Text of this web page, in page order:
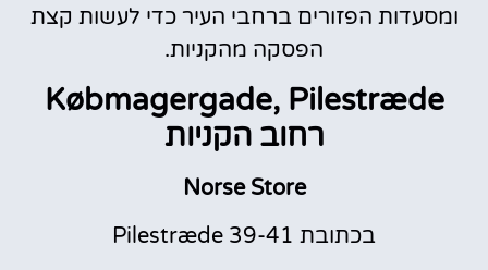
ומסעדות הפזורים ברחבי העיר כדי לעשות קצת
הפסקה מהקניות.
Købmagergade, Pilestræde
רחוב הקניות
Norse Store
בכתובת Pilestræde 39-41